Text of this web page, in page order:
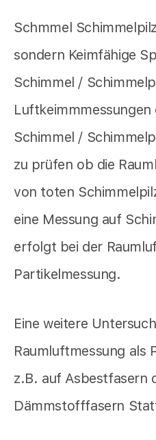
Schmmel
sondern Keimfähige
Schimmel /
Schimmel /
zu prüfen ob die
von toten
eine Messung auf
erfolgt bei der
Partikelmessung.
Eine weitere
Raumluftmessung als
z.B. auf Asbestfasern
Dämmstofffasern